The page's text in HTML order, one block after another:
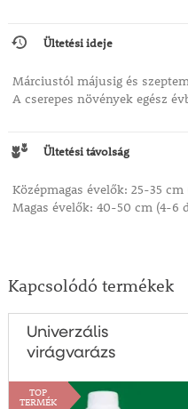
Ültetési ideje
Márciustól májusig és
A cserepes növények egész
Ültetési távolság
Középmagas évelők: 25-35
Magas évelők: 40-50 cm (4-6
Kapcsolódó termékek
Univerzális
virágvarázs
TOP
TERMÉK